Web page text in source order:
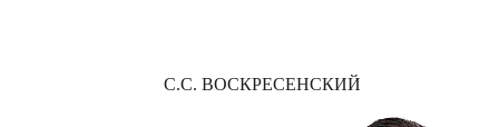
С.С. ВОСКРЕСЕНСКИЙ